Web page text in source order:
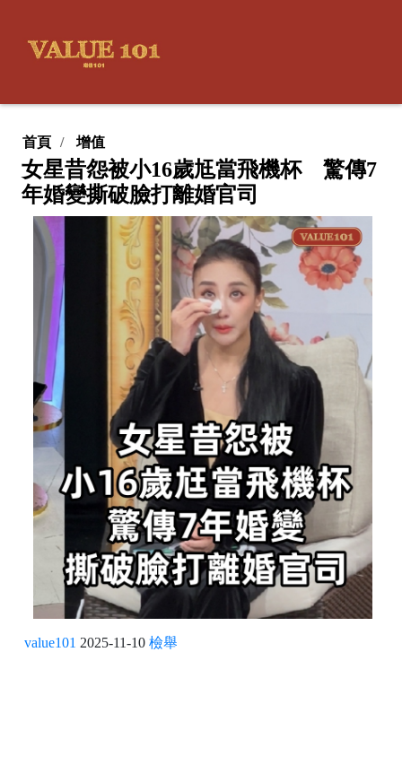
首頁 增值
女星昔怨被小16歲尪當飛機杯 驚傳7
年婚變撕破臉打離婚官司
value101 2025-11-10 檢舉